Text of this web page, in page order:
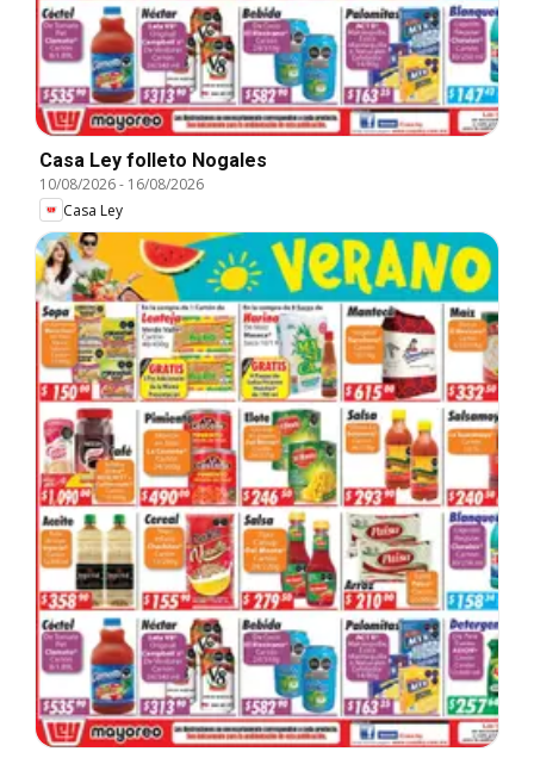
Casa Ley folleto Nogales
10/08/2026- 16/08/2026
Casa Ley